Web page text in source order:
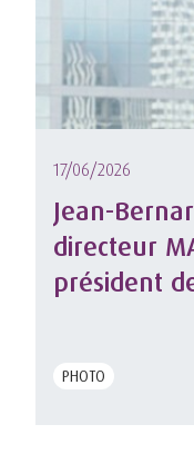
17/06/2026
Jean-
directeur
président
PHOTO